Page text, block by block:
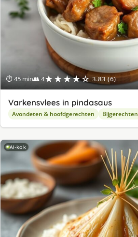
⏱ 45 min👥 4★★★★☆ 3.83 (6)
Varkensvlees in pindasaus
Avondeten & hoofdgerechten Bijgerechten
AI-kok